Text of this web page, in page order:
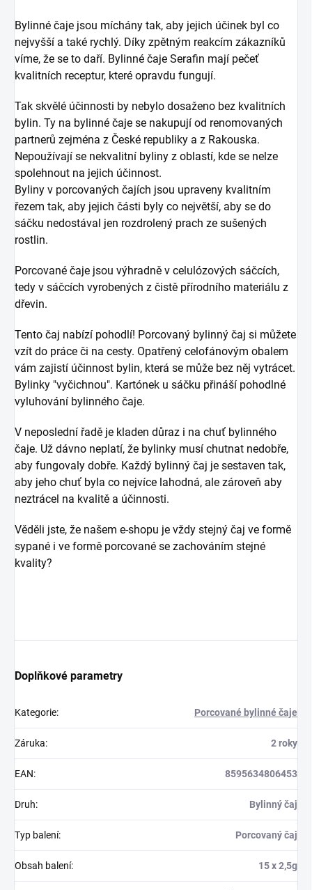
Bylinné čaje jsou míchány tak, aby jejich účinek byl co
nejvyšší a také rychlý. Díky zpětným reakcím zákazníků
víme, že se to daří. Bylinné čaje Serafin mají pečeť
kvalitních receptur, které opravdu fungují.
Tak skvělé účinnosti by nebylo dosaženo bez kvalitních
bylin. Ty na bylinné čaje se nakupují od renomovaných
partnerů zejména z České republiky a z Rakouska.
Nepoužívají se nekvalitní byliny z oblastí, kde se nelze
spolehnout na jejich účinnost.
Byliny v porcovaných čajích jsou upraveny kvalitním
řezem tak, aby jejich části byly co největší, aby se do
sáčku nedostával jen rozdrolený prach ze sušených
rostlin.
Porcované čaje jsou výhradně v celulózových sáčcích,
tedy v sáčcích vyrobených z čistě přírodního materiálu z
dřevin.
Tento čaj nabízí pohodlí! Porcovaný bylinný čaj si můžete
vzít do práce či na cesty. Opatřený celofánovým obalem
vám zajistí účinnost bylin, která se může bez něj vytrácet.
Bylinky "vyčichnou". Kartónek u sáčku přináší pohodlné
vyluhování bylinného čaje.
V neposlední řadě je kladen důraz i na chuť bylinného
čaje. Už dávno neplatí, že bylinky musí chutnat nedobře,
aby fungovaly dobře. Každý bylinný čaj je sestaven tak,
aby jeho chuť byla co nejvíce lahodná, ale zároveň aby
neztrácel na kvalitě a účinnosti.
Věděli jste, že našem e-shopu je vždy stejný čaj ve formě
sypané i ve formě porcované se zachováním stejné
kvality?
Doplňkové parametry
Kategorie: Porcované bylinné čaje
Záruka: 2 roky
EAN: 8595634806453
Druh: Bylinný čaj
Typ balení: Porcovaný čaj
Obsah balení: 15 x 2,5g